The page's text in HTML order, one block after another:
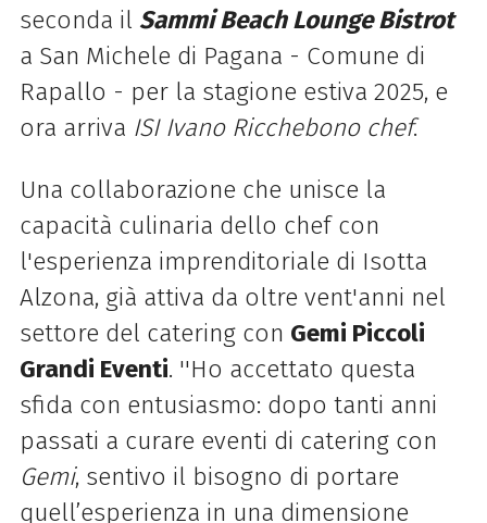
seconda il Sammi Beach Lounge Bistrot
a San Michele di Pagana - Comune di
Rapallo - per la stagione estiva 2025, e
ora arriva ISI Ivano Ricchebono chef.
Una collaborazione che unisce la
capacità culinaria dello chef con
l'esperienza imprenditoriale di Isotta
Alzona, già attiva da oltre vent'anni nel
settore del catering con Gemi Piccoli
Grandi Eventi. ''Ho accettato questa
sfida con entusiasmo: dopo tanti anni
passati a curare eventi di catering con
Gemi, sentivo il bisogno di portare
quell’esperienza in una dimensione